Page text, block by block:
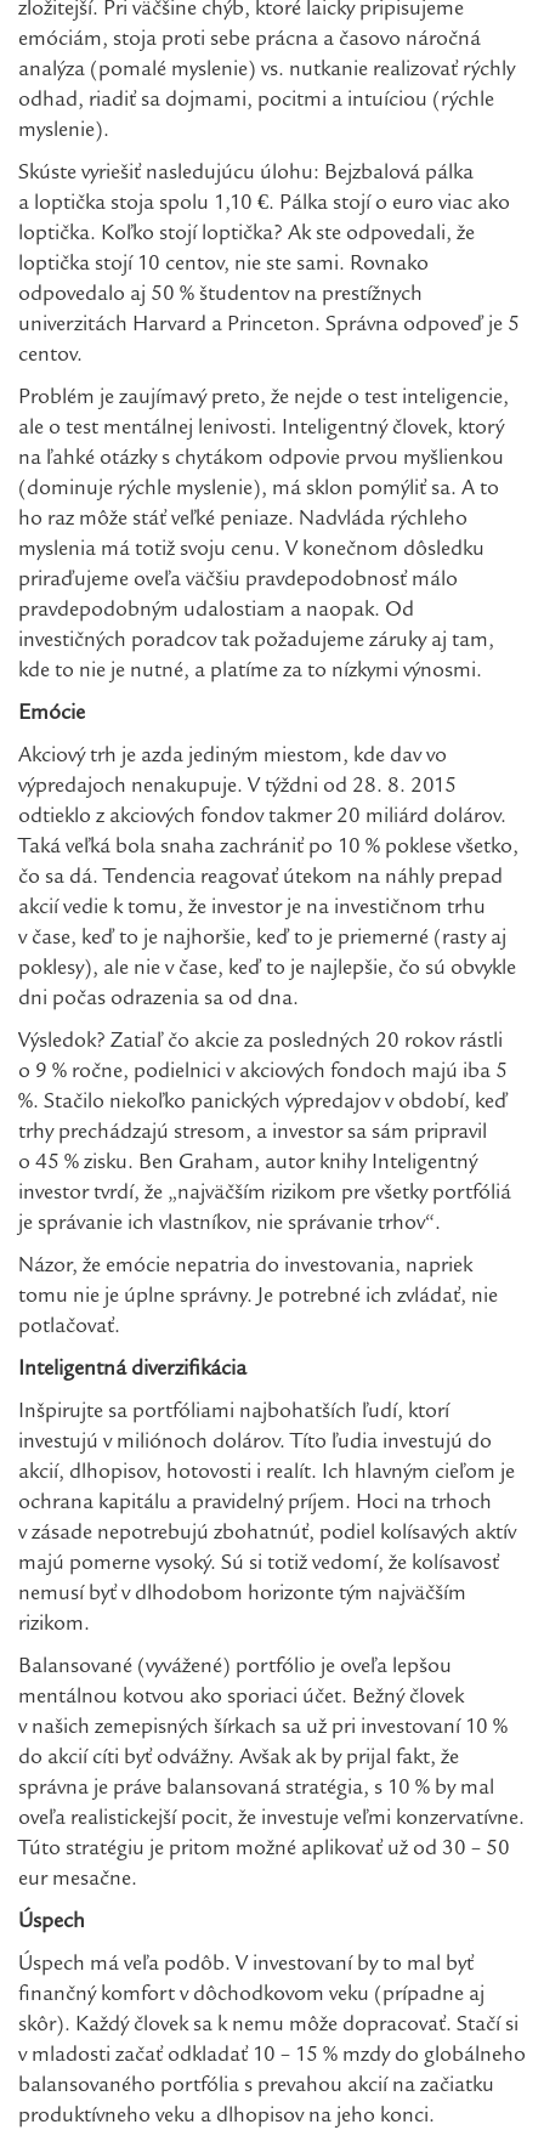
zložitejší. Pri väčšine chýb, ktoré laicky pripisujeme
emóciám, stoja proti sebe prácna a časovo náročná
analýza (pomalé myslenie) vs. nutkanie realizovať rýchly
odhad, riadiť sa dojmami, pocitmi a intuíciou (rýchle
myslenie).
Skúste vyriešiť nasledujúcu úlohu: Bejzbalová pálka
a loptička stoja spolu 1,10 €. Pálka stojí o euro viac ako
loptička. Koľko stojí loptička? Ak ste odpovedali, že
loptička stojí 10 centov, nie ste sami. Rovnako
odpovedalo aj 50 % študentov na prestížnych
univerzitách Harvard a Princeton. Správna odpoveď je 5
centov.
Problém je zaujímavý preto, že nejde o test inteligencie,
ale o test mentálnej lenivosti. Inteligentný človek, ktorý
na ľahké otázky s chytákom odpovie prvou myšlienkou
(dominuje rýchle myslenie), má sklon pomýliť sa. A to
ho raz môže stáť veľké peniaze. Nadvláda rýchleho
myslenia má totiž svoju cenu. V konečnom dôsledku
priraďujeme oveľa väčšiu pravdepodobnosť málo
pravdepodobným udalostiam a naopak. Od
investičných poradcov tak požadujeme záruky aj tam,
kde to nie je nutné, a platíme za to nízkymi výnosmi.
Emócie
Akciový trh je azda jediným miestom, kde dav vo
výpredajoch nenakupuje. V týždni od 28. 8. 2015
odtieklo z akciových fondov takmer 20 miliárd dolárov.
Taká veľká bola snaha zachrániť po 10 % poklese všetko,
čo sa dá. Tendencia reagovať útekom na náhly prepad
akcií vedie k tomu, že investor je na investičnom trhu
v čase, keď to je najhoršie, keď to je priemerné (rasty aj
poklesy), ale nie v čase, keď to je najlepšie, čo sú obvykle
dni počas odrazenia sa od dna.
Výsledok? Zatiaľ čo akcie za posledných 20 rokov rástli
o 9 % ročne, podielnici v akciových fondoch majú iba 5
%. Stačilo niekoľko panických výpredajov v období, keď
trhy prechádzajú stresom, a investor sa sám pripravil
o 45 % zisku. Ben Graham, autor knihy Inteligentný
investor tvrdí, že „najväčším rizikom pre všetky portfóliá
je správanie ich vlastníkov, nie správanie trhov“.
Názor, že emócie nepatria do investovania, napriek
tomu nie je úplne správny. Je potrebné ich zvládať, nie
potlačovať.
Inteligentná diverzifikácia
Inšpirujte sa portfóliami najbohatších ľudí, ktorí
investujú v miliónoch dolárov. Títo ľudia investujú do
akcií, dlhopisov, hotovosti i realít. Ich hlavným cieľom je
ochrana kapitálu a pravidelný príjem. Hoci na trhoch
v zásade nepotrebujú zbohatnúť, podiel kolísavých aktív
majú pomerne vysoký. Sú si totiž vedomí, že kolísavosť
nemusí byť v dlhodobom horizonte tým najväčším
rizikom.
Balansované (vyvážené) portfólio je oveľa lepšou
mentálnou kotvou ako sporiaci účet. Bežný človek
v našich zemepisných šírkach sa už pri investovaní 10 %
do akcií cíti byť odvážny. Avšak ak by prijal fakt, že
správna je práve balansovaná stratégia, s 10 % by mal
oveľa realistickejší pocit, že investuje veľmi konzervatívne.
Túto stratégiu je pritom možné aplikovať už od 30 – 50
eur mesačne.
Úspech
Úspech má veľa podôb. V investovaní by to mal byť
finančný komfort v dôchodkovom veku (prípadne aj
skôr). Každý človek sa k nemu môže dopracovať. Stačí si
v mladosti začať odkladať 10 – 15 % mzdy do globálneho
balansovaného portfólia s prevahou akcií na začiatku
produktívneho veku a dlhopisov na jeho konci.